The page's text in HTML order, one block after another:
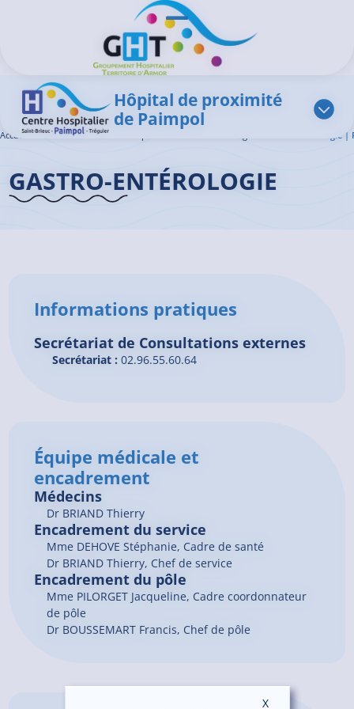
Ouvrir/Fermer le menu
Hôpital de proximité
de Paimpol
Accueil GHT>L'offre de soins Gastro-entérologie |
GASTRO-ENTÉROLOGIE
Informations pratiques
Secrétariat de Consultations externes
Secrétariat : 02.96.55.60.64
Équipe médicale et
encadrement
Médecins
Dr BRIAND Thierry
Encadrement du service
Mme DEHOVE Stéphanie, Cadre de santé
Dr BRIAND Thierry, Chef de service
Encadrement du pôle
Mme PILORGET Jacqueline, Cadre coordonnateur
de pôle
Dr BOUSSEMART Francis, Chef de pôle
Panneau de gestion des cookies
XMasquer le